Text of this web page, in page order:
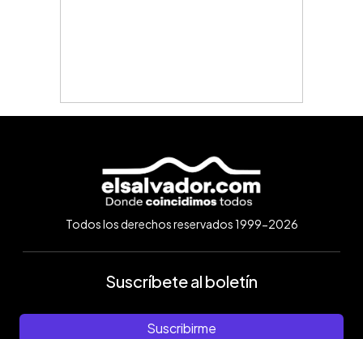
Todos los derechos reservados 1999-2026
Suscríbete al boletín
Suscribirme